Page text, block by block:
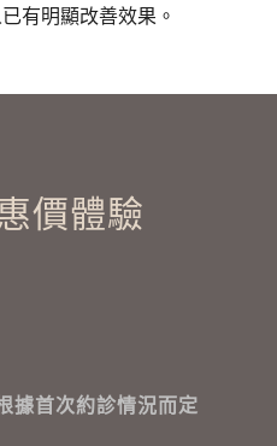
有明顯改善效果。
價體驗
據首次約診情況而定